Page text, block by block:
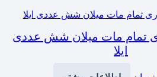
تمام مات میلان شش عددی
ایلا